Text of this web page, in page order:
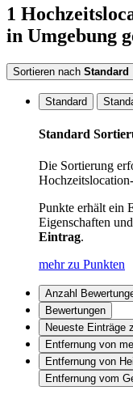
1
in Umgebung
Sortieren nach Standard
Standard
Standard
Die Sortierung
Punkte erhält ein
Eigenschaften
Eintrag.
mehr zu Punkten
Anzahl
Bewertungen
Neueste Einträge
Entfernung von
Entfernung von
Entfernung vom